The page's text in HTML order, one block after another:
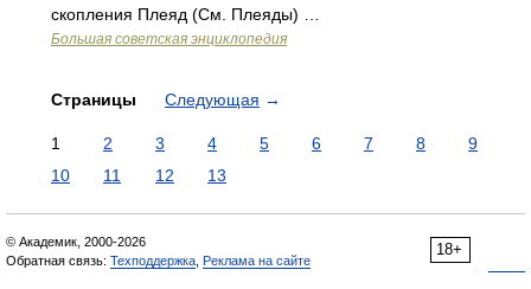
скопления Плеяд (См. Плеяды) …
Большая советская энциклопедия
Страницы Следующая →
1 2 3 4 5 6 7 8
9
10
11 12 13
18+
© Академик, 2000-2026
Обратная связь: Техподдержка Реклама на сайте